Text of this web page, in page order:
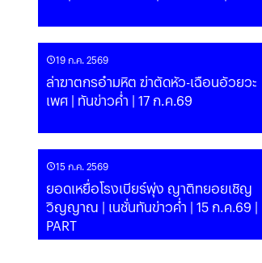
19 ก.ค. 2569
ล่าฆาตกรอำมหิต ฆ่าตัดหัว-เฉือนอัวยวะ
เพศ | ทันข่าวค่ำ | 17 ก.ค.69
15 ก.ค. 2569
ยอดเหยื่อโรงเบียร์พุ่ง ญาติทยอยเชิญ
วิญญาณ | เนชั่นทันข่าวค่ำ | 15 ก.ค.69 |
PART